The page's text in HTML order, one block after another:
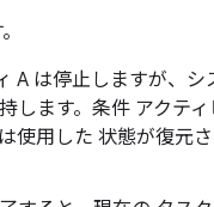
A は停止しますが、シ
ます。条件 アクティ
使用した 状態が復元